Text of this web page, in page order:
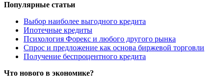
Популярные статьи
Выбор наиболее выгодного кредита
Ипотечные кредиты
Психология Форекс и любого другого рынка
Спрос и предложение как основа биржевой торговли
Получение беспроцентного кредита
Что нового в экономике?